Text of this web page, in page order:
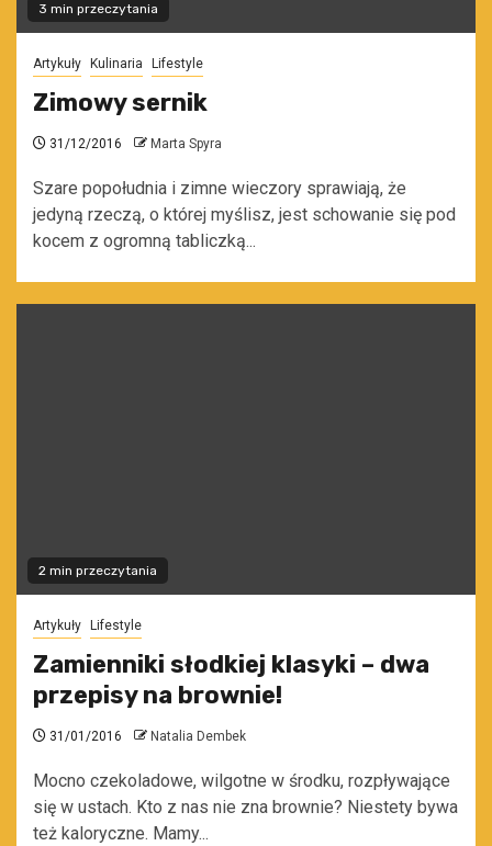
3 min przeczytania
Artykuły Kulinaria Lifestyle
Zimowy sernik
31/12/2016 Marta Spyra
Szare popołudnia i zimne wieczory sprawiają, że
jedyną rzeczą, o której myślisz, jest schowanie się pod
kocem z ogromną tabliczką...
2 min przeczytania
Artykuły Lifestyle
Zamienniki słodkiej klasyki – dwa
przepisy na brownie!
31/01/2016 Natalia Dembek
Mocno czekoladowe, wilgotne w środku, rozpływające
się w ustach. Kto z nas nie zna brownie? Niestety bywa
też kaloryczne. Mamy...